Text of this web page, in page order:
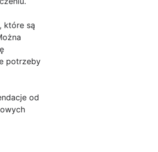
które są
potrzeby
od